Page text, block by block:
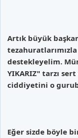
Artık büyük
destekleyelim.
YIKARIZ" tarzı
ciddiyetini o
Eğer sizde böyle